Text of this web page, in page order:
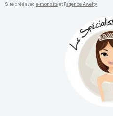
Site créé avece-monsiteet l'agence Awelty